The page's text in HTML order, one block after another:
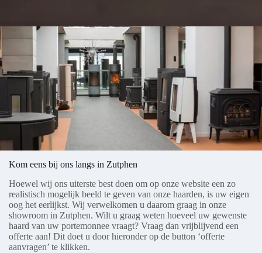
Kom eens bij ons langs in Zutphen
Hoewel wij ons uiterste best doen om op onze website een zo
realistisch mogelijk beeld te geven van onze haarden, is uw eigen
oog het eerlijkst. Wij verwelkomen u daarom graag in onze
showroom in Zutphen. Wilt u graag weten hoeveel uw gewenste
haard van uw portemonnee vraagt? Vraag dan vrijblijvend een
offerte aan! Dit doet u door hieronder op de button ‘offerte
aanvragen’ te klikken.